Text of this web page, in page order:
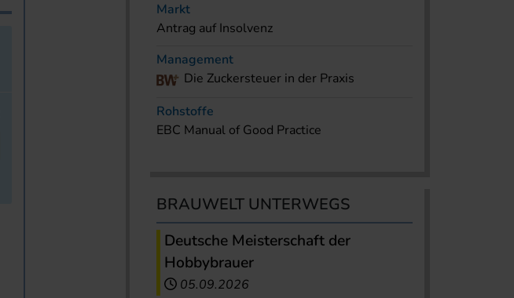
Markt
Antrag auf Insolvenz
Management
Die Zuckersteuer in der Praxis
Rohstoffe
EBC Manual of Good Practice
BRAUWELT UNTERWEGS
Deutsche Meisterschaft der
Hobbybrauer
05.09.2026